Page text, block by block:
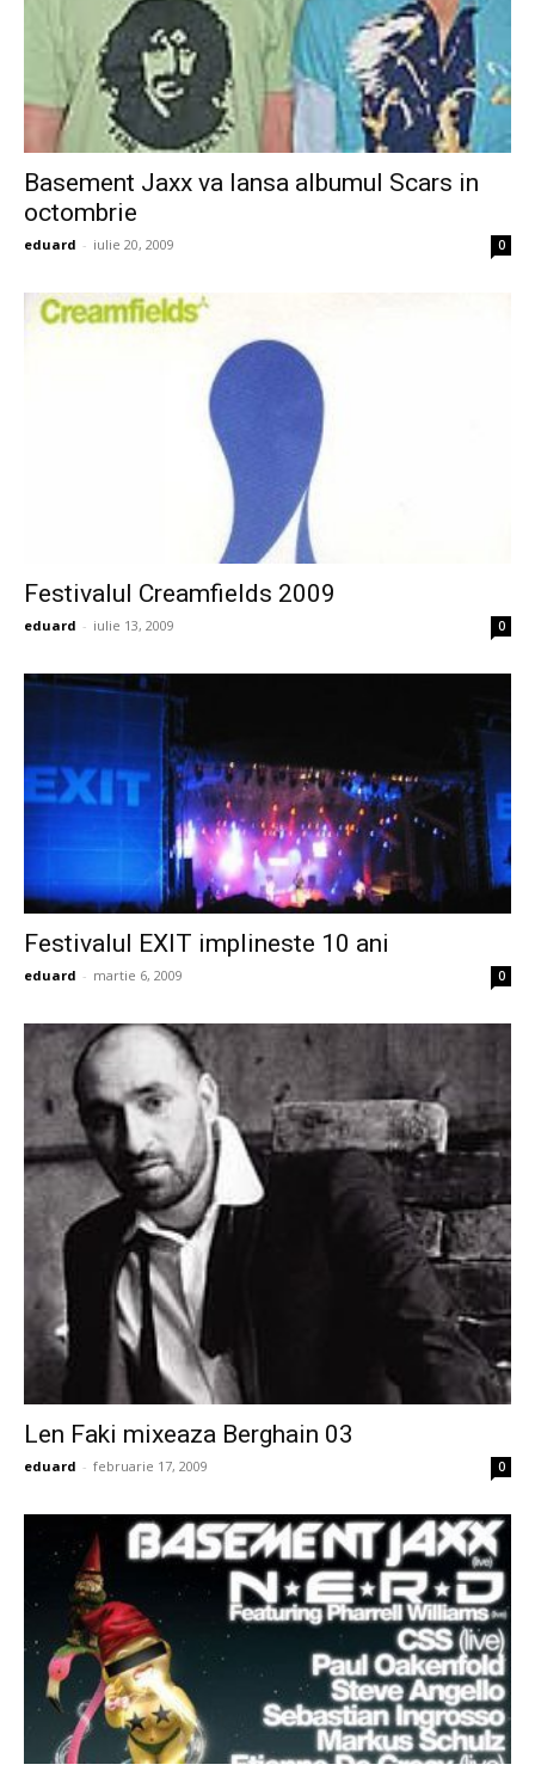
Basement Jaxx va lansa albumul Scars in
octombrie
eduard - iulie 20, 2009 0
Festivalul Creamfields 2009
eduard - iulie 13, 2009 0
Festivalul EXIT implineste 10 ani
eduard - martie 6, 2009 0
Len Faki mixeaza Berghain 03
eduard - februarie 17, 2009 0